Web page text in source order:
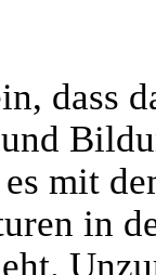
dass
mit
in